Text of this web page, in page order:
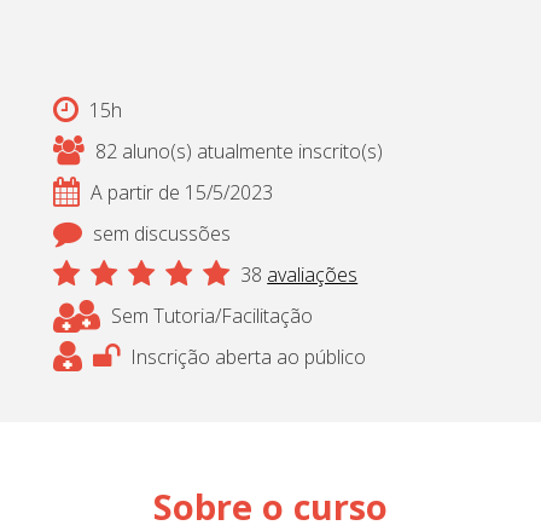
15h
82 aluno(s) atualmente inscrito(s)
A partir de 15/5/2023
sem discussões
38 avaliações
Sem Tutoria/Facilitação
Inscrição aberta ao público
Sobre o curso